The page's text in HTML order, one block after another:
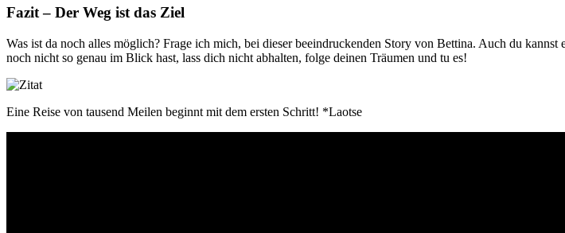
Fazit – Der Weg ist das Ziel
Was ist da noch alles möglich? Frage ich mich, bei dieser beeindruckenden Story von Bettina. Auch du
noch nicht so genau im Blick hast, lass dich nicht abhalten, folge deinen Träumen und tu es!
Eine Reise von tausend Meilen beginnt mit dem ersten Schritt! *Laotse